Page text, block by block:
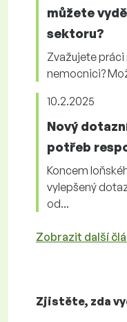
můžete
sektoru?
Zvažujete práci
nemocnici?
10.2.2025
Nový
potřeb
Koncem
vylepšený
od...
Zobrazit další
Zjistěte, zda